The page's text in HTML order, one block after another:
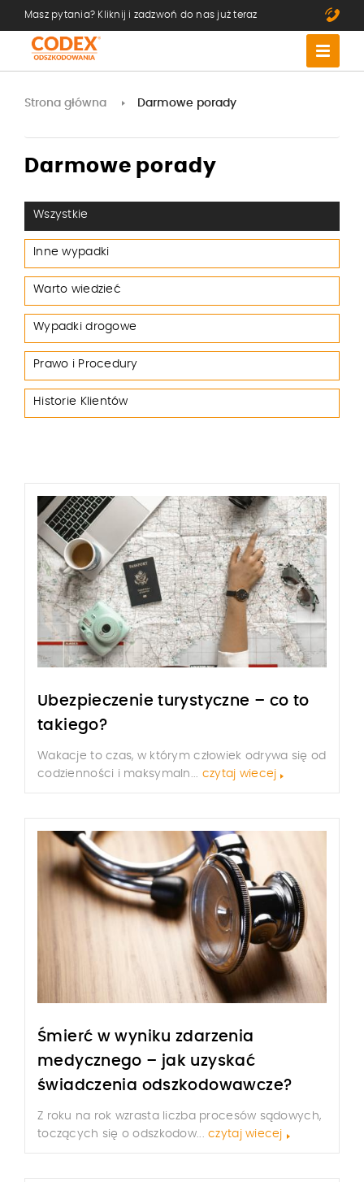
Masz pytania? Kliknij i zadzwoń do nas już teraz
Strona główna Darmowe porady
Darmowe porady
Wszystkie
Inne wypadki
Warto wiedzieć
Wypadki drogowe
Prawo i Procedury
Historie Klientów
Ubezpieczenie turystyczne – co to
takiego?
Wakacje to czas, w którym człowiek odrywa się od
codzienności i maksymaln... czytaj wiecej
Śmierć w wyniku zdarzenia
medycznego – jak uzyskać
świadczenia odszkodowawcze?
Z roku na rok wzrasta liczba procesów sądowych,
toczących się o odszkodow...czytaj wiecej